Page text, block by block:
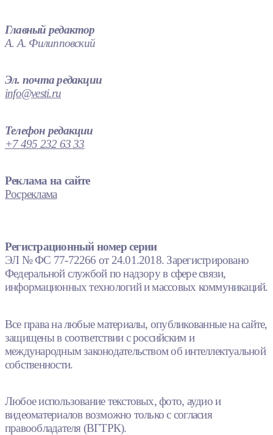
Главный редактор
А. А. Филипповский
Эл. почта редакции
info@vesti.ru
Телефон редакции
+7 495 232 63 33
Реклама на сайте
Росреклама
Регистрационный номер серии
ЭЛ № ФС 77-72266 от 24.01.2018. Зарегистрировано
Федеральной службой по надзору в сфере связи,
информационных технологий и массовых коммуникаций.
Все права на любые материалы, опубликованные на сайте,
защищены в соответствии с российским и
международным законодательством об интеллектуальной
собственности.
Любое использование текстовых, фото, аудио и
видеоматериалов возможно только с согласия
правообладателя (ВГТРК).